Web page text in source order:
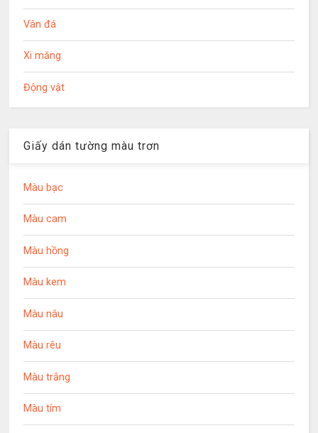
Vân đá
Xi măng
Động vật
Giấy dán tường màu trơn
Màu bạc
Màu cam
Màu hồng
Màu kem
Màu nâu
Màu rêu
Màu trắng
Màu tím